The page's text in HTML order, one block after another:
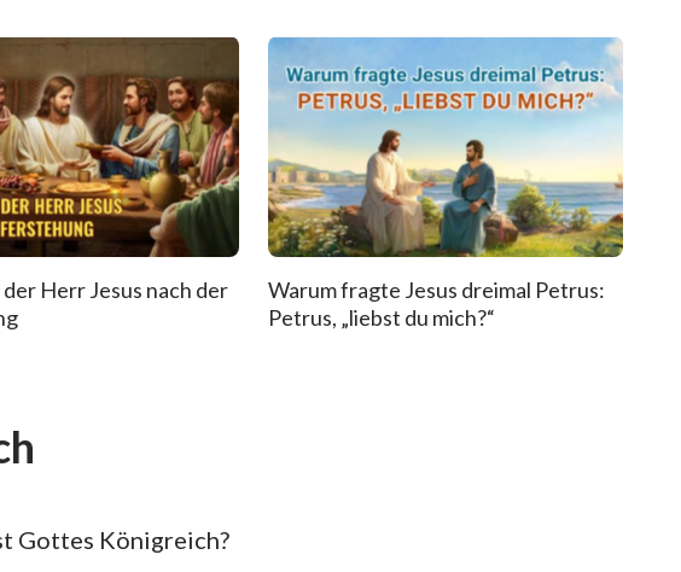
Herr Jesus nach der
Warum fragte Jesus dreimal Petrus:
Petrus, „liebst du mich?“
Gottes Königreich?